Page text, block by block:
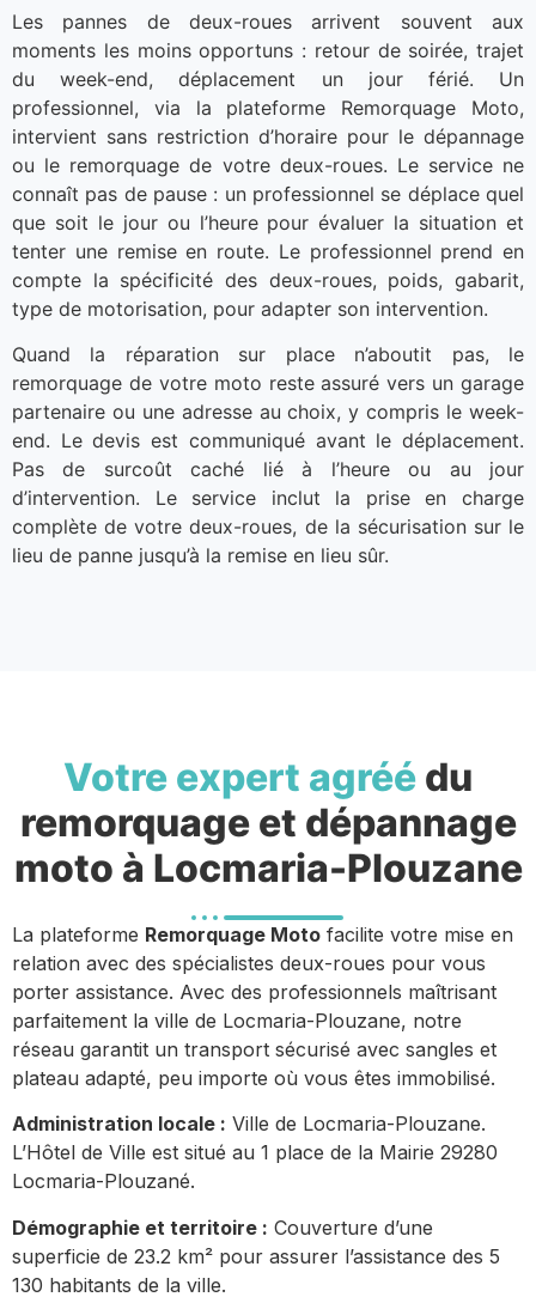
Les pannes de deux-roues arrivent souvent aux
moments les moins opportuns : retour de soirée, trajet
du week-end, déplacement un jour férié. Un
professionnel, via la plateforme Remorquage Moto,
intervient sans restriction d’horaire pour le dépannage
ou le remorquage de votre deux-roues. Le service ne
connaît pas de pause : un professionnel se déplace quel
que soit le jour ou l’heure pour évaluer la situation et
tenter une remise en route. Le professionnel prend en
compte la spécificité des deux-roues, poids, gabarit,
type de motorisation, pour adapter son intervention.
Quand la réparation sur place n’aboutit pas, le
remorquage de votre moto reste assuré vers un garage
partenaire ou une adresse au choix, y compris le week-
end. Le devis est communiqué avant le déplacement.
Pas de surcoût caché lié à l’heure ou au jour
d’intervention. Le service inclut la prise en charge
complète de votre deux-roues, de la sécurisation sur le
lieu de panne jusqu’à la remise en lieu sûr.
Votre expert agréé du
remorquage et dépannage
moto à Locmaria-Plouzane
La plateforme Remorquage Moto facilite votre mise en
relation avec des spécialistes deux-roues pour vous
porter assistance. Avec des professionnels maîtrisant
parfaitement la ville de Locmaria-Plouzane, notre
réseau garantit un transport sécurisé avec sangles et
plateau adapté, peu importe où vous êtes immobilisé.
Administration locale : Ville de Locmaria-Plouzane.
L’Hôtel de Ville est situé au 1 place de la Mairie 29280
Locmaria-Plouzané.
Démographie et territoire : Couverture d’une
superficie de 23.2 km² pour assurer l’assistance des 5
130 habitants de la ville.